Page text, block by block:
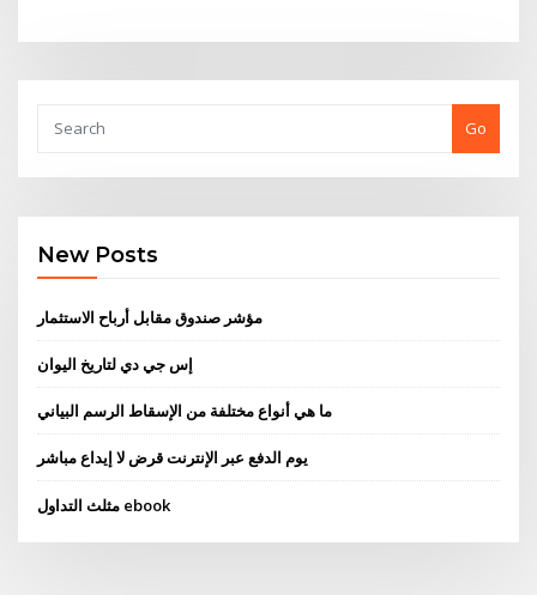
Go
New Posts
مؤشر صندوق مقابل أرباح الاستثمار
إس جي دي لتاريخ اليوان
ما هي أنواع مختلفة من الإسقاط الرسم البياني
يوم الدفع عبر الإنترنت قرض لا إيداع مباشر
مثلث التداول ebook